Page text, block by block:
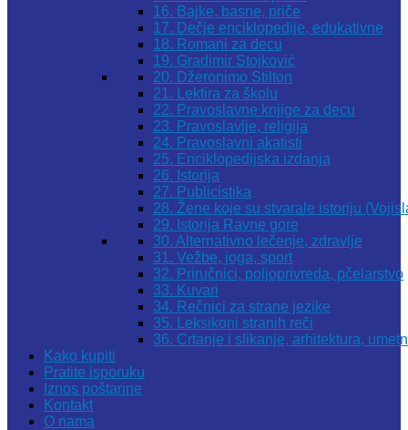
16. Bajke, basne, priče
17. Dečje enciklopedije, edukativne
18. Romani za decu
19. Gradimir Stojković
20. Džeronimo Stilton
21. Lektira za školu
22. Pravoslavne knjige za decu
23. Pravoslavlje, religija
24. Pravoslavni akatisti
25. Enciklopedijska izdanja
26. Istorija
27. Publicistika
28. Žene koje su stvarale istoriju
29. Istorija Ravne gore
30. Alternativno lečenje, zdravlje
31. Vežbe, joga, sport
32. Priručnici, poljoprivreda, pčelarstvo
33. Kuvari
34. Rečnici za strane jezike
35. Leksikoni stranih reči
36. Crtanje i slikanje, arhitektura,
Kako kupiti
Pratite isporuku
Iznos poštarine
Kontakt
O nama